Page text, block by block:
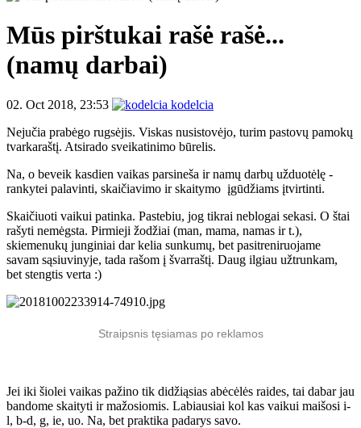
Mūs pirštukai rašė rašė...
(namų darbai)
02. Oct 2018, 23:53
kodelcia
Nejučia prabėgo rugsėjis. Viskas nusistovėjo, turim pastovų pamokų
tvarkaraštį. Atsirado sveikatinimo būrelis.
Na, o beveik kasdien vaikas parsineša ir namų darbų užduotėlę -
rankytei palavinti, skaičiavimo ir skaitymo įgūdžiams įtvirtinti.
Skaičiuoti vaikui patinka. Pastebiu, jog tikrai neblogai sekasi. O štai
rašyti nemėgsta. Pirmieji žodžiai (man, mama, namas ir t.),
skiemenukų junginiai dar kelia sunkumų, bet pasitreniruojame
savam sąsiuvinyje, tada rašom į švarraštį. Daug ilgiau užtrunkam,
bet stengtis verta :)
Straipsnis tęsiamas po reklamos
Jei iki šiolei vaikas pažino tik didžiąsias abėcėlės raides, tai dabar jau
bandome skaityti ir mažosiomis. Labiausiai kol kas vaikui maišosi i-
l, b-d, g, ie, uo. Na, bet praktika padarys savo.